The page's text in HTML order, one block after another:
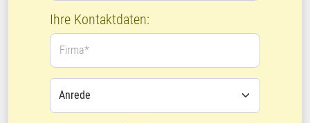
Ihre Kontaktdaten:
Firma*